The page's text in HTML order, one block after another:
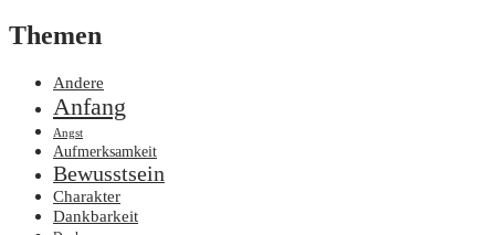
Themen
Andere
Anfang
Angst
Aufmerksamkeit
Bewusstsein
Charakter
Dankbarkeit